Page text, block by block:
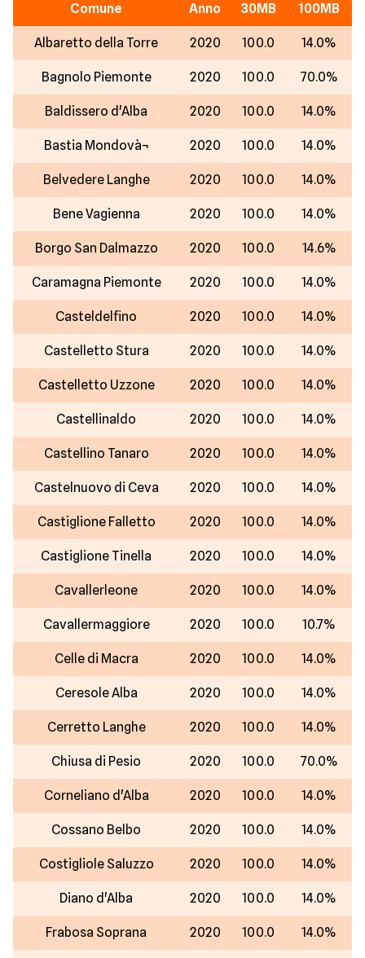
Comune Anno 30MB 100MB
Albaretto della Torre 2020 100.0 14.0%
Bagnolo Piemonte 2020 100.0 70.0%
Baldissero d'Alba 2020 100.0 14.0%
Bastia Mondovà¬ 2020 100.0 14.0%
Belvedere Langhe 2020 100.0 14.0%
Bene Vagienna 2020 100.0 14.0%
Borgo San Dalmazzo 2020 100.0 14.6%
Caramagna Piemonte 2020 100.0 14.0%
Casteldelfino 2020 100.0 14.0%
Castelletto Stura 2020 100.0 14.0%
Castelletto Uzzone 2020 100.0 14.0%
Castellinaldo 2020 100.0 14.0%
Castellino Tanaro 2020 100.0 14.0%
Castelnuovo di Ceva 2020 100.0 14.0%
Castiglione Falletto 2020 100.0 14.0%
Castiglione Tinella 2020 100.0 14.0%
Cavallerleone 2020 100.0 14.0%
Cavallermaggiore 2020 100.0 10.7%
Celle di Macra 2020 100.0 14.0%
Ceresole Alba 2020 100.0 14.0%
Cerretto Langhe 2020 100.0 14.0%
Chiusa di Pesio 2020 100.0 70.0%
Corneliano d'Alba 2020 100.0 14.0%
Cossano Belbo 2020 100.0 14.0%
Costigliole Saluzzo 2020 100.0 14.0%
Diano d'Alba 2020 100.0 14.0%
Frabosa Soprana 2020 100.0 14.0%